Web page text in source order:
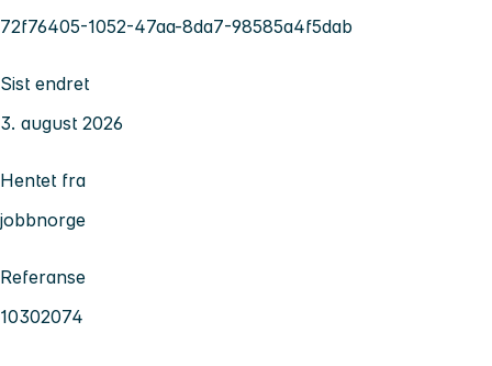
72f76405-1052-47aa-8da7-98585a4f5dab
Sist endret
3. august 2026
Hentet fra
jobbnorge
Referanse
10302074